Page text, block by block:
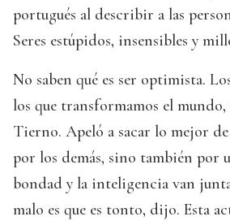
portugués al describir a las
Seres estúpidos, insensibles y
No saben qué es ser optimista.
los que transformamos el
Tierno. Apeló a sacar lo mejor
por los demás, sino también por
bondad y la inteligencia van
malo es que es tonto, dijo. Esta